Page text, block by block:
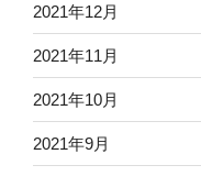
2021年12月
2021年11月
2021年10月
2021年9月